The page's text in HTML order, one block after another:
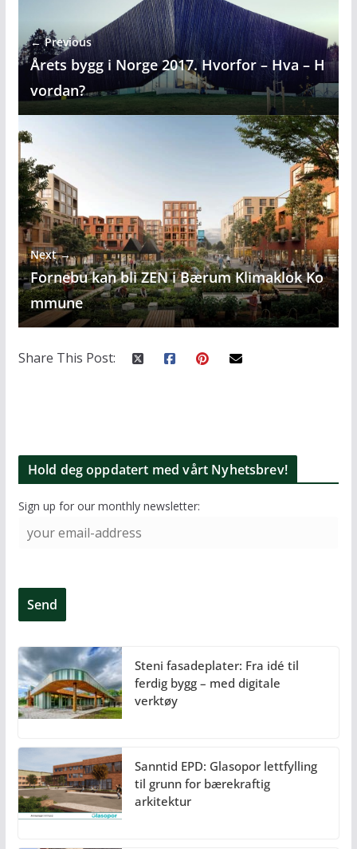
← Previous
Årets bygg i Norge 2017. Hvorfor – Hva – H
vordan?
Next →
Fornebu kan bli ZEN i Bærum Klimaklok Ko
mmune
Share This Post:
Hold deg oppdatert med vårt Nyhetsbrev!
Sign up for our monthly newsletter:
Steni fasadeplater: Fra idé til
ferdig bygg – med digitale
verktøy
Sanntid EPD: Glasopor lettfylling
til grunn for bærekraftig
arkitektur